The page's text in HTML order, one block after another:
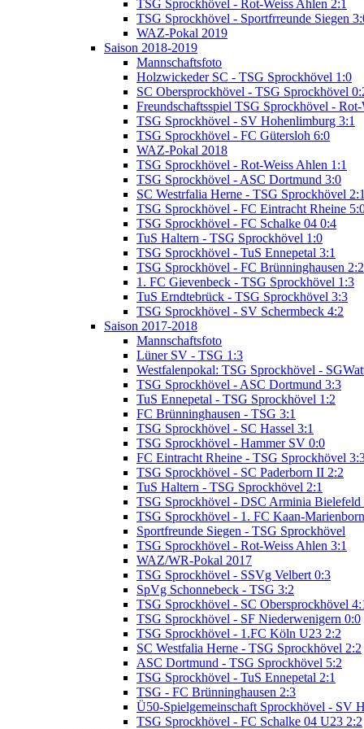
TSG Sprockhövel - Rot-Weiss Ahlen 2:1
TSG Sprockhövel - Sportfrreunde Siegen
WAZ-Pokal 2019
Saison 2018-2019
Mannschaftsfoto
Holzwickeder SC - TSG Sprockhövel 1:0
SC Obersprockhövel - TSG Sprockhövel
Freundschaftsspiel TSG Sprockhövel - Rot-
TSG Sprockhövel - SV Hohenlimburg 3:1
TSG Sprockhövel - FC Gütersloh 6:0
WAZ-Pokal 2018
TSG Sprockhövel - Rot-Weiss Ahlen 1:1
TSG Sprockhövel - ASC Dortmund 3:0
SC Westrfalia Herne - TSG Sprockhövel 2:1
TSG Sprockhövel - FC Eintracht Rheine
TSG Sprockhövel - FC Schalke 04 0:4
TuS Haltern - TSG Sprockhövel 1:0
TSG Sprockhövel - TuS Ennepetal 3:1
TSG Sprockhövel - FC Brünninghausen 2:2
1. FC Gievenbeck - TSG Sprockhövel 1:3
TuS Erndtebrück - TSG Sprockhövel 3:3
TSG Sprockhövel - SV Schermbeck 4:2
Saison 2017-2018
Mannschaftsfoto
Lüner SV - TSG 1:3
Westfalenpokal: TSG Sprockhövel -
TSG Sprockhövel - ASC Dortmund 3:3
TuS Ennepetal - TSG Sprockhövel 1:2
FC Brünninghausen - TSG 3:1
TSG Sprockhövel - SC Hassel 3:1
TSG Sprockhövel - Hammer SV 0:0
FC Eintracht Rheine - TSG Sprockhövel
TSG Sprockhövel - SC Paderborn II 2:2
TuS Haltern - TSG Sprockhövel 2:1
TSG Sprockhövel - DSC Arminia
TSG Sprockhövel - 1. FC Kaan-
Sportfreunde Siegen - TSG Sprockhövel
TSG Sprockhövel - Rot-Weiss Ahlen 3:1
WAZ/WR-Pokal 2017
TSG Sprockhövel - SSVg Velbert 0:3
SpVg Schonnebeck - TSG 3:2
TSG Sprockhövel - SC Obersprockhövel
TSG Sprockhövel - SF Niederwenigern 0:0
TSG Sprockhövel - 1.FC Köln U23 2:2
SC Westfalia Herne - TSG Sprockhövel 2:2
ASC Dortmund - TSG Sprockhövel 5:2
TSG Sprockhövel - TuS Ennepetal 2:1
TSG - FC Brünninghausen 2:3
Ü50-Spielgemeinschaft Sprockhövel - SV
TSG Sprockhövel - FC Schalke 04 U23 2:2